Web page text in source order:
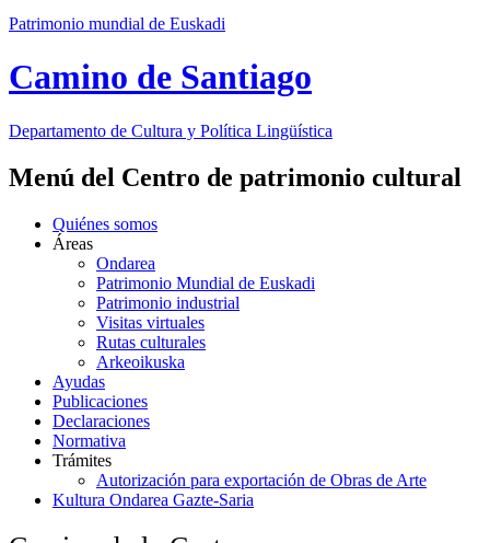
Patrimonio mundial de Euskadi
Camino de Santiago
Departamento de Cultura y Política Lingüística
Menú del Centro de patrimonio cultural
Quiénes somos
Áreas
Ondarea
Patrimonio Mundial de Euskadi
Patrimonio industrial
Visitas virtuales
Rutas culturales
Arkeoikuska
Ayudas
Publicaciones
Declaraciones
Normativa
Trámites
Autorización para exportación de Obras de Arte
Kultura Ondarea Gazte-Saria